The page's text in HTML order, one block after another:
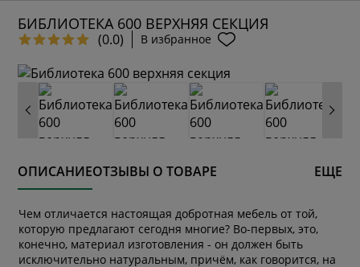
БИБЛИОТЕКА 600 ВЕРХНЯЯ СЕКЦИЯ
(0.0) В избранное
ОПИСАНИЕОТЗЫВЫ О ТОВАРЕ ЕЩЕ
Чем отличается настоящая добротная мебель от той,
которую предлагают сегодня многие? Во-первых, это,
конечно, материал изготовления - он должен быть
исключительно натуральным, причём, как говорится, на